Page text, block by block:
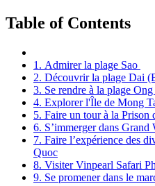
Table of Contents
1. Admirer la plage Sao
2. Découvrir la plage Dai
3. Se rendre à la plage
4. Explorer l'Île de Mong
5. Faire un tour à la Prison
6. S’immerger dans
7. Faire l’expérience des
Quoc
8. Visiter Vinpearl Safari
9. Se promener dans le